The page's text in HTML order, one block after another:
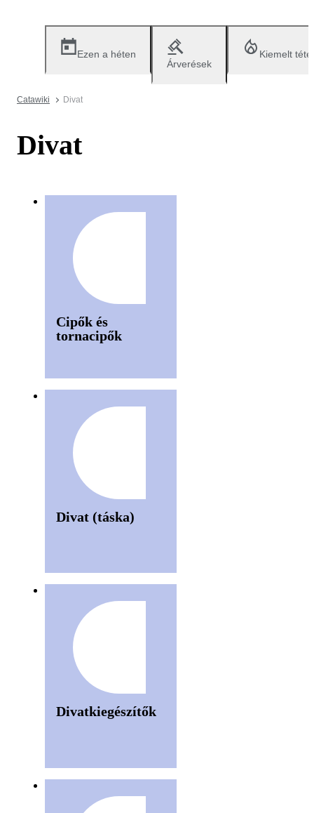
Ezen a héten
Árverések
Kiemelt
Catawiki Divat
Divat
Cipők és
tornacipők
Divat (táska)
Divatkiegészítők